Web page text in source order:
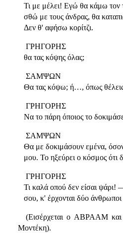
Τι με μέλει! Εγώ θα κάμω τον
σθώ με τους άνδρας, θα
Δεν θ' αφήσω κορίτζι.
ΓΡΗΓΟΡΗΣ
θα τας κόψης όλας;
ΣΑΜΨΩΝ
Θα τας κόψω; ή…, όπως
ΓΡΗΓΟΡΗΣ
Να το πάρη όποιος το
ΣΑΜΨΩΝ
Θα με δοκιμάσουν εμένα,
μου. Το ηξεύρει ο κόσμος ότι
ΓΡΗΓΟΡΗΣ
Τι καλά οπού δεν είσαι ψάρι!
σου, κ' έρχονται δύο
(Εισέρχεται ο ΑΒΡΑΑΜ
Μοντέκη).